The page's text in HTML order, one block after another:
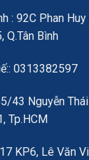
: 92C Phan
Q.Tân Bình
0313382597
43 Nguyễn Thái
Tp.HCM
KP6, Lê Văn